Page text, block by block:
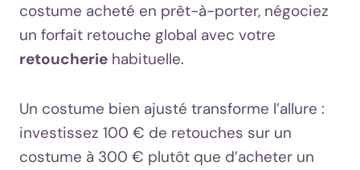
costume acheté en prêt-à-porter, négociez
un forfait retouche global avec votre
retoucherie habituelle.
Un costume bien ajusté transforme l’allure :
investissez 100 € de retouches sur un
costume à 300 € plutôt que d’acheter un